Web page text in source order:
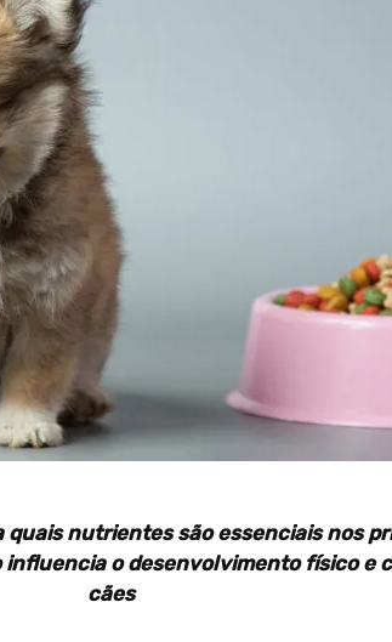
quais nutrientes são essenciais nos
influencia o desenvolvimento físico e
cães